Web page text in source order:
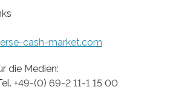
cash-market.com
die Medien:
+49-(0) 69-2 11-1 15 00